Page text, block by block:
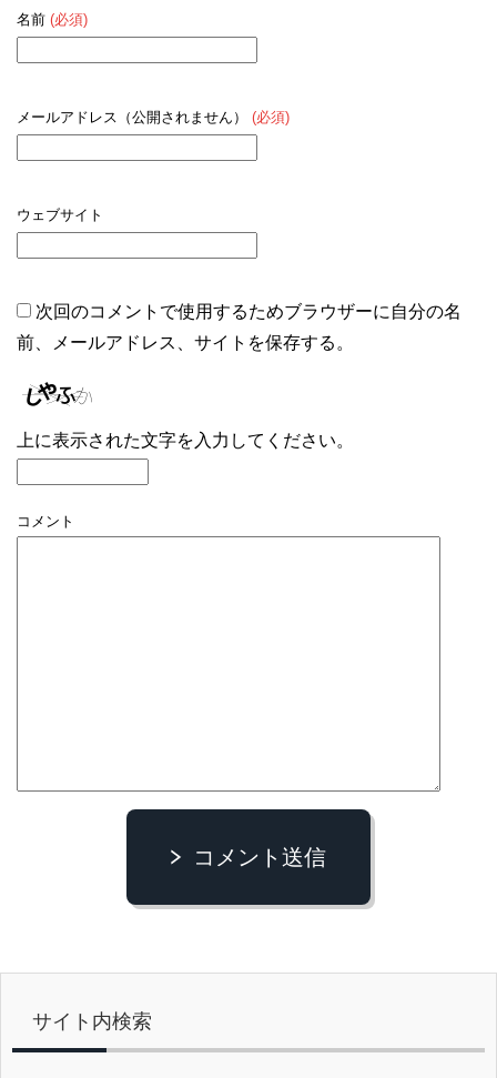
名前 (必須)
メールアドレス（公開されません） (必須)
ウェブサイト
次回のコメントで使用するためブラウザーに自分の名
前、メールアドレス、サイトを保存する。
上に表示された文字を入力してください。
コメント
コメント送信
サイト内検索